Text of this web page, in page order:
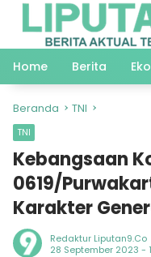
Langsung
Home
Berita
Beranda TNI
TNI
Kebangsaan
0619/
Karakter
Redaktur Liputan9.co
28 September 2023 -